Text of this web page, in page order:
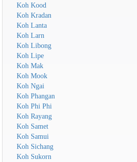
Koh Kood
Koh Kradan
Koh Lanta
Koh Larn
Koh Libong
Koh Lipe
Koh Mak
Koh Mook
Koh Ngai
Koh Phangan
Koh Phi Phi
Koh Rayang
Koh Samet
Koh Samui
Koh Sichang
Koh Sukorn